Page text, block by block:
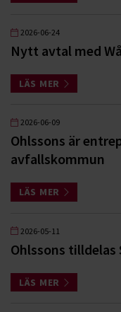
2026-06-24
Nytt avtal med
LÄS MER
2026-06-09
Ohlssons är
avfallskommun
LÄS MER
2026-05-11
Ohlssons tilldelas
LÄS MER